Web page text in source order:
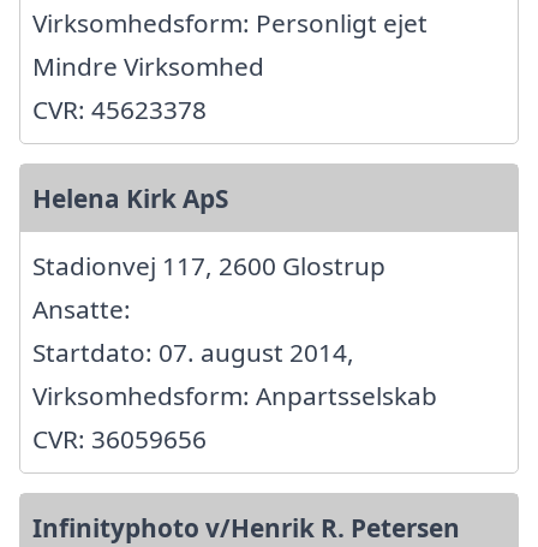
Virksomhedsform: Personligt ejet
Mindre Virksomhed
CVR: 45623378
Helena Kirk ApS
Stadionvej 117, 2600 Glostrup
Ansatte:
Startdato: 07. august 2014,
Virksomhedsform: Anpartsselskab
CVR: 36059656
Infinityphoto v/Henrik R. Petersen